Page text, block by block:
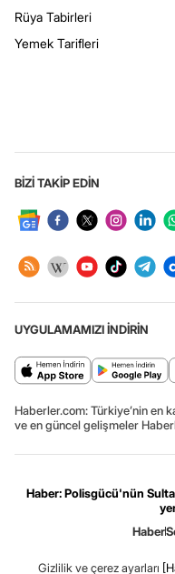
Rüya Tabirleri
Yemek Tarifleri
BİZİ TAKİP EDİN
UYGULAMAMIZI İNDİRİN
Haberler.com: Türkiye’nin en
ve en güncel gelişmeler
Haber: Polisgücü'nün
Haber
Gizlilik ve çerez ayarları